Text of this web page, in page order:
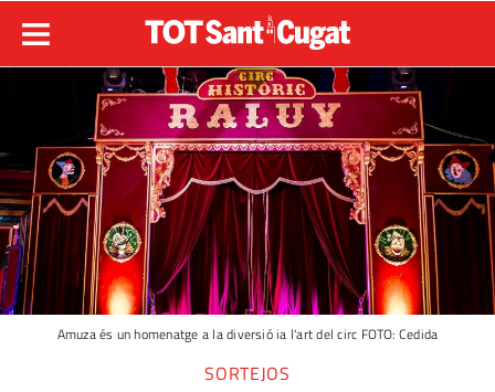
Amuza és un homenatge a la diversió ia l'art del circ FOTO: Cedida
SORTEJOS